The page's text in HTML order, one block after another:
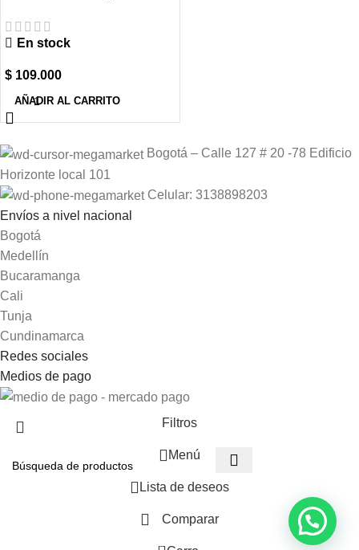
En stock
$ 109.000
AÑADIR AL CARRITO
Bogotá – Calle 127 # 20 -78 Edificio
Horizonte local 101
Celular: 3138898203
Envíos a nivel nacional
Bogotá
Medellín
Bucaramanga
Cali
Tunja
Cundinamarca
Redes sociales
Medios de pago
Filtros
Menú
Lista de deseos
Comparar
0